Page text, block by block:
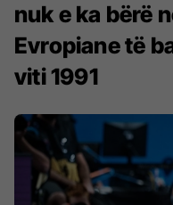
nuk e ka bërë
Evropiane të
viti 1991